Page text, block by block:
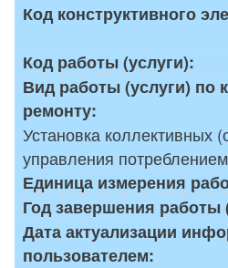
Код конструктивного
Код работы (услуги):
Вид работы (услуги) по
ремонту:
Установка коллективных
управления
Единица измерения
Год завершения работы
Дата актуализации
пользователем: